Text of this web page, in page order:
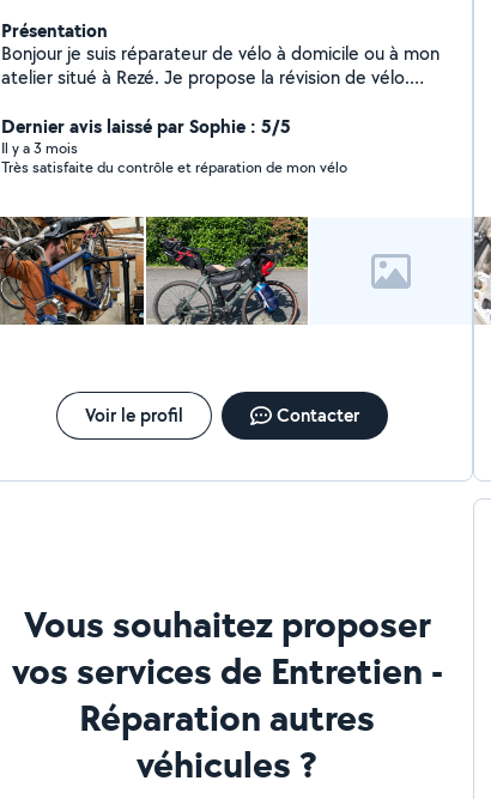
Présentation
Bonjour je suis réparateur de vélo à domicile ou à mon
atelier situé à Rezé. Je propose la révision de vélo.
Entretien et nettoyage du vélo
Dernier avis laissé par Sophie : 5/5
Il y a 3 mois
Très satisfaite du contrôle et réparation de mon vélo
Voir le profil Contacter
Vous souhaitez proposer
vos services de Entretien -
Réparation autres
véhicules ?